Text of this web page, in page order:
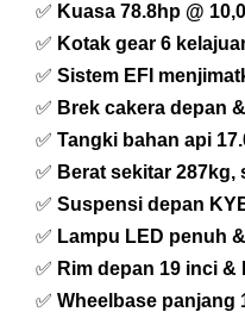
✅ Kuasa 78.8hp @
✅ Kotak gear 6
✅ Sistem EFI
✅ Brek cakera depan
✅ Tangki bahan api
✅ Berat sekitar 287kg,
✅ Suspensi depan
✅ Lampu LED penuh
✅ Rim depan 19 inci
✅ Wheelbase panjang